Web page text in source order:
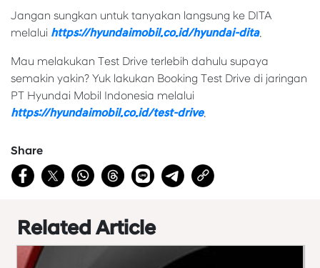
Jangan sungkan untuk tanyakan langsung ke DITA
melalui https://hyundaimobil.co.id/hyundai-dita.
Mau melakukan Test Drive terlebih dahulu supaya
semakin yakin? Yuk lakukan Booking Test Drive di jaringan
PT Hyundai Mobil Indonesia melalui
https://hyundaimobil.co.id/test-drive.
Share
Related Article